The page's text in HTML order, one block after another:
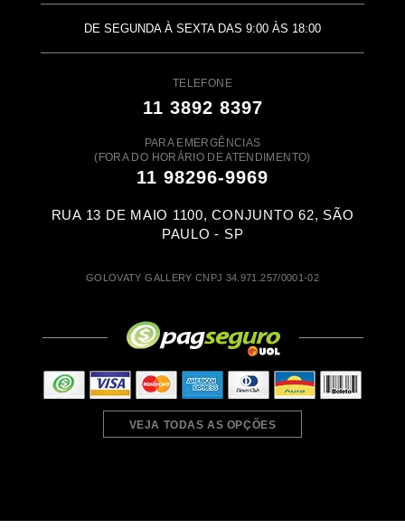
DE SEGUNDA À SEXTA DAS 9:00 ÀS 18:00
TELEFONE
11 3892 8397
PARA EMERGÊNCIAS
(FORA DO HORÁRIO DE ATENDIMENTO)
11 98296-9969
RUA 13 DE MAIO 1100, CONJUNTO 62, SÃO
PAULO - SP
GOLOVATY GALLERY CNPJ 34.971.257/0001-02
VEJA TODAS AS OPÇÕES